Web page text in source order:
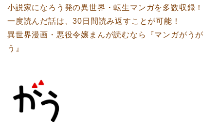
小説家になろう発の異世界・転生マンガを多数収録！
一度読んだ話は、30日間読み返すことが可能！
異世界漫画・悪役令嬢まんが読むなら『マンガがうが
う』